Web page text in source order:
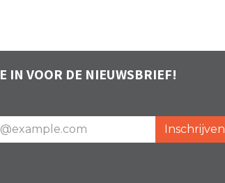
IN VOOR DE NIEUWSBRIEF!
Inschrijven